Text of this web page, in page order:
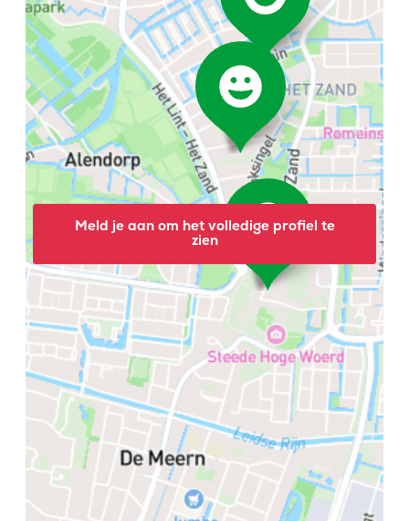
Meld je aan om het volledige profiel te
zien